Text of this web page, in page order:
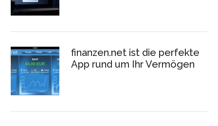
finanzen.net ist die perfekte
App rund um Ihr Vermögen